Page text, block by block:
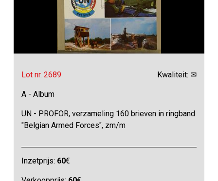
Lot nr. 2689 Kwaliteit: ✉
A - Album
UN - PROFOR, verzameling 160 brieven in ringband
"Belgian Armed Forces", zm/m
Inzetprijs: 60€